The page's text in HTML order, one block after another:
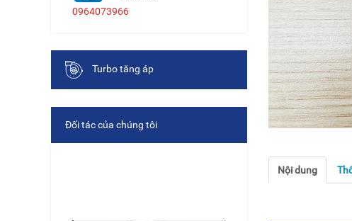
Nội dung
0964073966
Turbo tăng áp
Đối tác của chúng tôi